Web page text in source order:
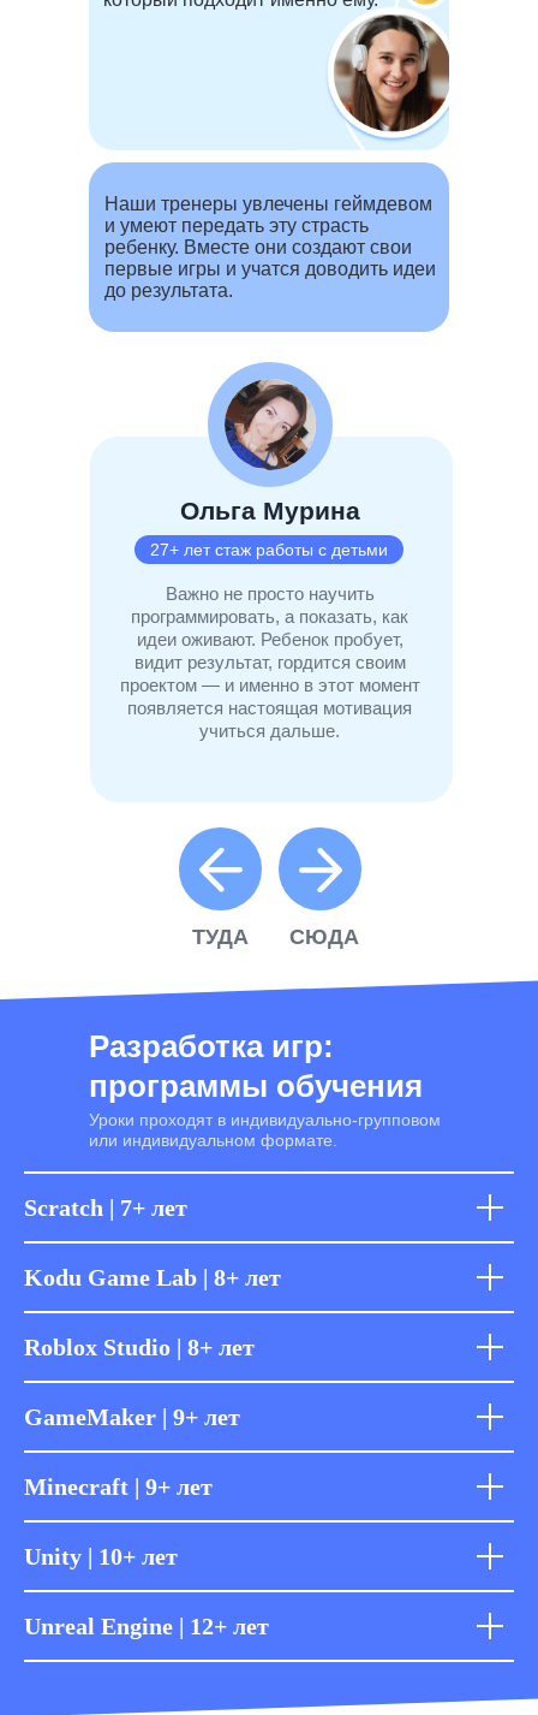
Наши тренеры увлечены геймдевом
и умеют передать эту страсть
ребенку. Вместе они создают свои
первые игры и учатся доводить идеи
до результата.
27+ лет стаж работы с детьми
Ольга Мурина
Важно не просто научить
программировать, а показать, как
идеи оживают. Ребенок пробует,
видит результат, гордится своим
проектом — и именно в этот момент
появляется настоящая мотивация
учиться дальше.
5+ лет стаж работы с детьми
Александр Сташкевич
Я стараюсь, чтобы ребенок чувствовал
игра может стать отражением его
СЮДА
ТУДА
Разработка игр:
программы обучения
Уроки проходят в индивидуально-групповом
или индивидуальном формате.
Scratch | 7+ лет
Kodu Game Lab | 8+ лет
Roblox Studio | 8+ лет
GameMaker | 9+ лет
Minecraft | 9+ лет
Unity | 10+ лет
Unreal Engine | 12+ лет